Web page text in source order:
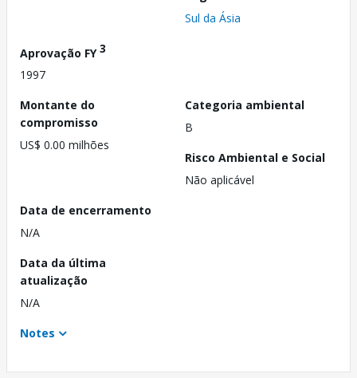
Sul da Ásia
Aprovação FY3
1997
Montante do
compromisso
US$ 0.00 milhões
Categoria ambiental
B
Risco Ambiental e Social
Não aplicável
Data de encerramento
N/A
Data da última
atualização
N/A
Notes